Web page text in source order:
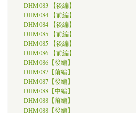
DHM 083 【後編】
DHM 084 【前編】
DHM 084 【後編】
DHM 085 【前編】
DHM 085 【後編】
DHM 086 【前編】
DHM 086【後編】
DHM 087【前編】
DHM 087【後編】
DHM 088【中編】
DHM 088【前編】
DHM 088【後編】